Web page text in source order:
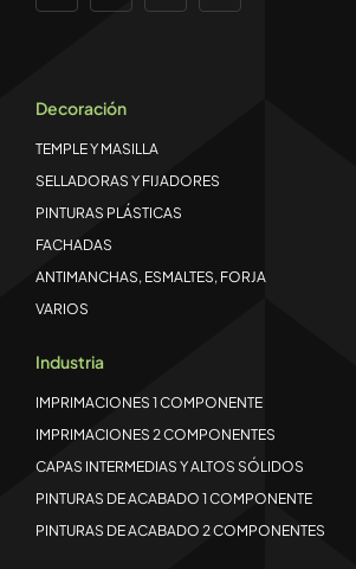
Decoración
TEMPLE Y MASILLA
SELLADORAS Y FIJADORES
PINTURAS PLÁSTICAS
FACHADAS
ANTIMANCHAS, ESMALTES, FORJA
VARIOS
Industria
IMPRIMACIONES 1 COMPONENTE
IMPRIMACIONES 2 COMPONENTES
CAPAS INTERMEDIAS Y ALTOS SÓLIDOS
PINTURAS DE ACABADO 1 COMPONENTE
PINTURAS DE ACABADO 2 COMPONENTES